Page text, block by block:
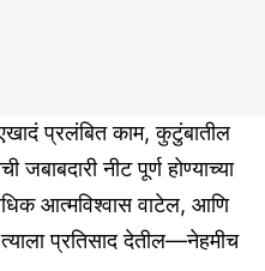
प्रलंबित काम, कुटुंबातील
जबाबदारी नीट पूर्ण होण्याच्या
आत्मविश्वास वाटेल, आणि
प्रतिसाद देतील—नेहमीच